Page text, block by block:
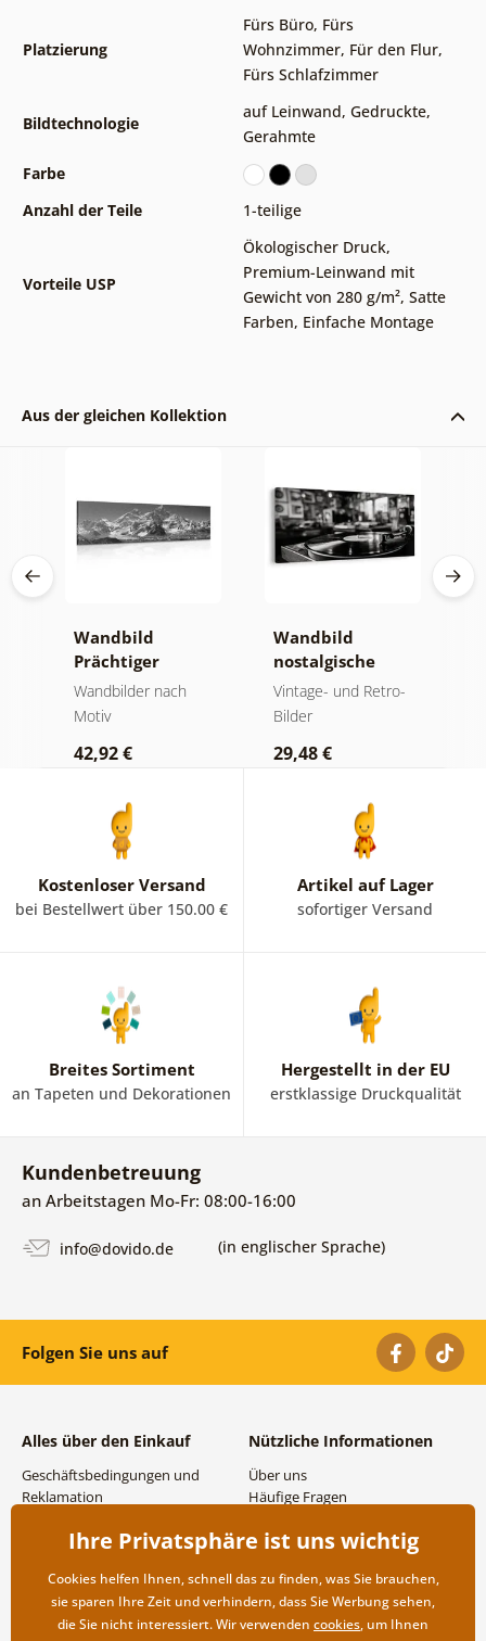
Platzierung
Fürs Büro, Fürs
Wohnzimmer, Für den Flur,
Fürs Schlafzimmer
Bildtechnologie
auf Leinwand, Gedruckte,
Gerahmte
Farbe
Anzahl der Teile
1-teilige
Vorteile USP
Ökologischer Druck,
Premium-Leinwand mit
Gewicht von 280 g/m², Satte
Farben, Einfache Montage
Aus der gleichen Kollektion
Wandbild
Prächtiger
Berggipfel in
Schwarz-Weiß
Wandbilder nach
Motiv
42,92 €
Wandbild
nostalgische
Musikatmosphäre
Vintage- und Retro-
Bilder
29,48 €
Kostenloser Versand
bei Bestellwert über 150.00 €
Artikel auf Lager
sofortiger Versand
Breites Sortiment
an Tapeten und Dekorationen
Hergestellt in der EU
erstklassige Druckqualität
Kundenbetreuung
an Arbeitstagen Mo-Fr: 08:00-16:00
info@dovido.de (in englischer Sprache)
Folgen Sie uns auf
Alles über den Einkauf
Geschäftsbedingungen und
Reklamation
Versand- und
Rücksendung der Ware
Nützliche Informationen
Über uns
Häufige Fragen
Großhandel und
Ihre Privatsphäre ist uns wichtig
Cookies helfen Ihnen, schnell das zu finden, was Sie brauchen,
sie sparen Ihre Zeit und verhindern, dass Sie Werbung sehen,
die Sie nicht interessiert. Wir verwenden cookies, um Ihnen